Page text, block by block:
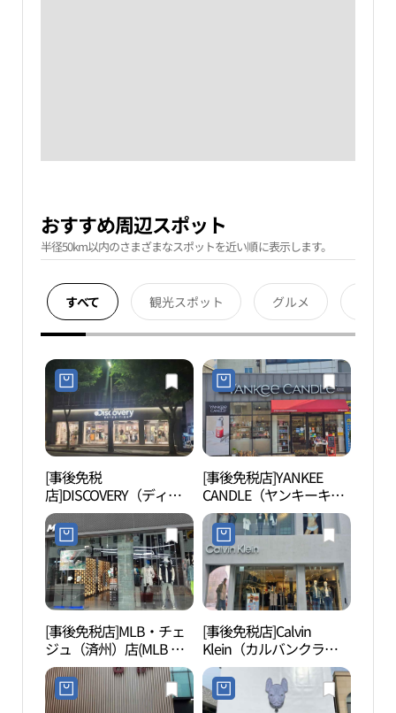
おすすめ周辺スポット
半径50km以内のさまざまなスポットを近い順に表示します。
すべて 観光スポット グルメ
[事後免税
店]DISCOVERY（ディス
カバリー）・シンジェジ
ュ（新済州）店(디스커
버리 신제주점)
[事後免税店]YANKEE
CANDLE（ヤンキーキャ
ンドル）・チェジュ（済
州）チルソンロ（七星
路）店(양키캔들 제주칠
성로점)
[事後免税店]MLB・チェ
ジュ（済州）店(MLB 제
주점)
[事後免税店]Calvin
Klein（カルバンクライ
ン）・クジェジュ（旧済
州）代理店(캘빈클라인
구제주대리점)